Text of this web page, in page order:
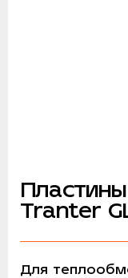
Tranter
Для